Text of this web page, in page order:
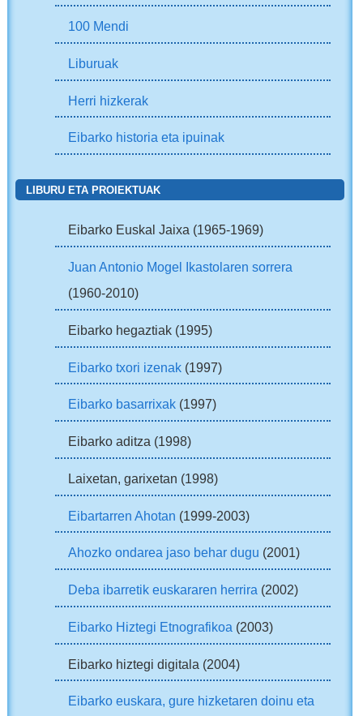
100 Mendi
Liburuak
Herri hizkerak
Eibarko historia eta ipuinak
LIBURU ETA PROIEKTUAK
Eibarko Euskal Jaixa (1965-1969)
Juan Antonio Mogel Ikastolaren sorrera
(1960-2010)
Eibarko hegaztiak (1995)
Eibarko txori izenak(1997)
Eibarko basarrixak(1997)
Eibarko aditza (1998)
Laixetan, garixetan (1998)
Eibartarren Ahotan (1999-2003)
Ahozko ondarea jaso behar dugu (2001)
Deba ibarretik euskararen herrira (2002)
Eibarko Hiztegi Etnografikoa (2003)
Eibarko hiztegi digitala (2004)
Eibarko euskara, gure hizketaren doinu eta